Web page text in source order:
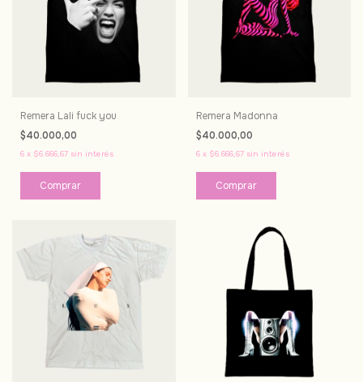
Remera Lali fuck you
$40.000,00
6 x $6.666,67 sin interés
Comprar
Remera Madonna
$40.000,00
6 x $6.666,67 sin interés
Comprar